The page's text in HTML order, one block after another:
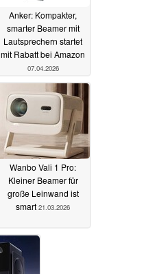
Anker: Kompakter,
smarter Beamer mit
Lautsprechern startet
mit Rabatt bei Amazon
07.04.2026
Wanbo Vali 1 Pro:
Kleiner Beamer für
große Leinwand ist
smart 21.03.2026